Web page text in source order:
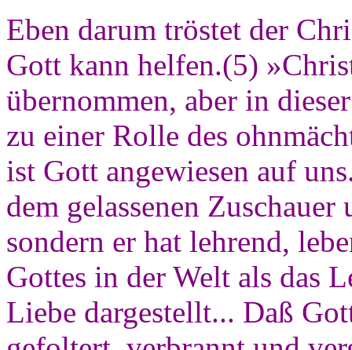
Eben darum tröstet der
Gott kann helfen.(5)
übernommen, aber in
zu einer Rolle des
ist Gott angewiesen auf
dem gelassenen
sondern er hat lehrend,
Gottes in der Welt als das
Liebe dargestellt... Daß